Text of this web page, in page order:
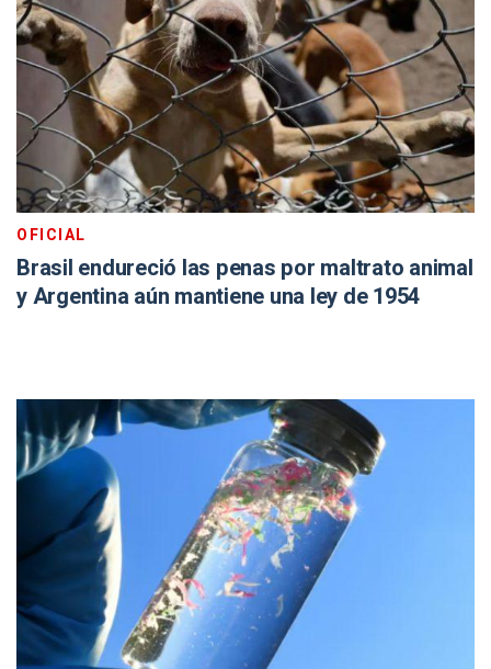
OFICIAL
Brasil endureció las penas por maltrato animal
y Argentina aún mantiene una ley de 1954